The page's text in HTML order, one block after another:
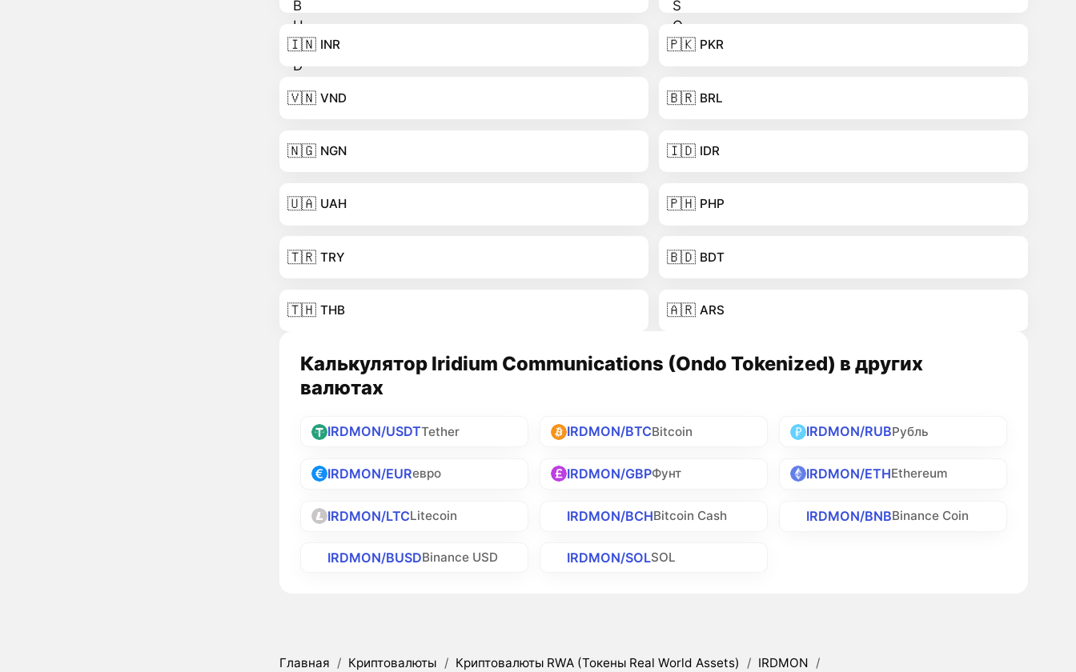
🇮🇳 INR 🇵🇰 PKR
🇻🇳 VND 🇧🇷 BRL
🇳🇬 NGN 🇮🇩 IDR
🇺🇦 UAH 🇵🇭 PHP
🇹🇷 TRY 🇧🇩 BDT
🇹🇭 THB 🇦🇷 ARS
Калькулятор Iridium Communications (Ondo Tokenized) в других
валютах
IRDMON/USDTTether IRDMON/BTCBitcoin IRDMON/RUBРубль
IRDMON/EURевро IRDMON/GBPФунт IRDMON/ETHEthereum
IRDMON/LTCLitecoin IRDMON/BCHBitcoin Cash IRDMON/BNBBinance Coin
IRDMON/BUSDBinance USD IRDMON/SOLSOL
Главная / Криптовалюты / Криптовалюты RWA (Токены Real World Assets) / IRDMON /